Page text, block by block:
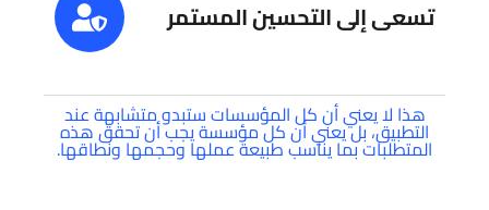
تسعى إلى التحسين المستمر
هذا لا يعني أن كل المؤسسات ستبدو متشابهة عند
التطبيق، بل يعني أن كل مؤسسة يجب أن تحقق هذه
المتطلبات بما يناسب طبيعة عملها وحجمها ونطاقها.